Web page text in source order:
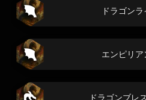
ドラゴン
エンピリ
ドラゴンブレ